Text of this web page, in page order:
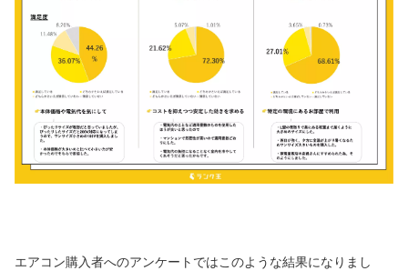
エアコン購入者へのアンケートではこのような結果になりまし